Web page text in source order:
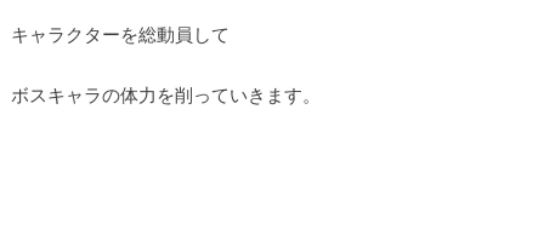
キャラクターを総動員して
ボスキャラの体力を削っていきます。